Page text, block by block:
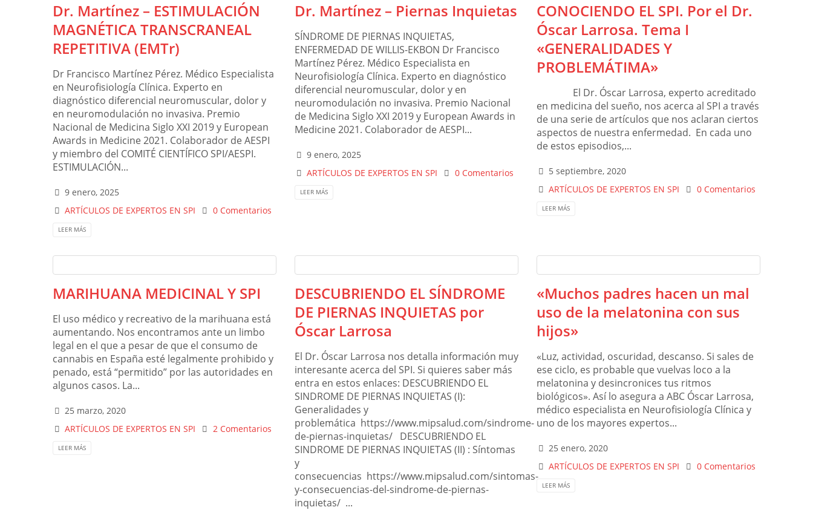
Dr. Martínez – ESTIMULACIÓN
MAGNÉTICA TRANSCRANEAL
REPETITIVA (EMTr)
Dr Francisco Martínez Pérez. Médico Especialista
en Neurofisiología Clínica. Experto en
diagnóstico diferencial neuromuscular, dolor y
en neuromodulación no invasiva. Premio
Nacional de Medicina Siglo XXI 2019 y European
Awards in Medicine 2021. Colaborador de AESPI
y miembro del COMITÉ CIENTÍFICO SPI/AESPI.
ESTIMULACIÓN...
9 enero, 2025
ARTÍCULOS DE EXPERTOS EN SPI
0 Comentarios
LEER MÁS
Dr. Martínez – Piernas Inquietas
SÍNDROME DE PIERNAS INQUIETAS,
ENFERMEDAD DE WILLIS-EKBON Dr Francisco
Martínez Pérez. Médico Especialista en
Neurofisiología Clínica. Experto en diagnóstico
diferencial neuromuscular, dolor y en
neuromodulación no invasiva. Premio Nacional
de Medicina Siglo XXI 2019 y European Awards in
Medicine 2021. Colaborador de AESPI...
9 enero, 2025
ARTÍCULOS DE EXPERTOS EN SPI
0 Comentarios
LEER MÁS
CONOCIENDO EL SPI. Por el Dr.
Óscar Larrosa. Tema I
«GENERALIDADES Y
PROBLEMÁTIMA»
El Dr. Óscar Larrosa, experto acreditado
en medicina del sueño, nos acerca al SPI a través
de una serie de artículos que nos aclaran ciertos
aspectos de nuestra enfermedad. En cada uno
de estos episodios,...
5 septiembre, 2020
ARTÍCULOS DE EXPERTOS EN SPI
0 Comentarios
LEER MÁS
MARIHUANA MEDICINAL Y SPI
El uso médico y recreativo de la marihuana está
aumentando. Nos encontramos ante un limbo
legal en el que a pesar de que el consumo de
cannabis en España esté legalmente prohibido y
penado, está “permitido” por las autoridades en
algunos casos. La...
25 marzo, 2020
ARTÍCULOS DE EXPERTOS EN SPI
2 Comentarios
LEER MÁS
DESCUBRIENDO EL SÍNDROME
DE PIERNAS INQUIETAS por
Óscar Larrosa
El Dr. Óscar Larrosa nos detalla información muy
interesante acerca del SPI. Si quieres saber más
entra en estos enlaces: DESCUBRIENDO EL
SINDROME DE PIERNAS INQUIETAS (I):
Generalidades y
problemática https://www.mipsalud.com/sindrome-
de-piernas-inquietas/ DESCUBRIENDO EL
SINDROME DE PIERNAS INQUIETAS (II) : Síntomas
y
consecuencias https://www.mipsalud.com/sintomas-
y-consecuencias-del-sindrome-de-piernas-
inquietas/ ...
«Muchos padres hacen un mal
uso de la melatonina con sus
hijos»
«Luz, actividad, oscuridad, descanso. Si sales de
ese ciclo, es probable que vuelvas loco a la
melatonina y desincronices tus ritmos
biológicos». Así lo asegura a ABC Óscar Larrosa,
médico especialista en Neurofisiología Clínica y
uno de los mayores expertos...
25 enero, 2020
ARTÍCULOS DE EXPERTOS EN SPI
0 Comentarios
LEER MÁS